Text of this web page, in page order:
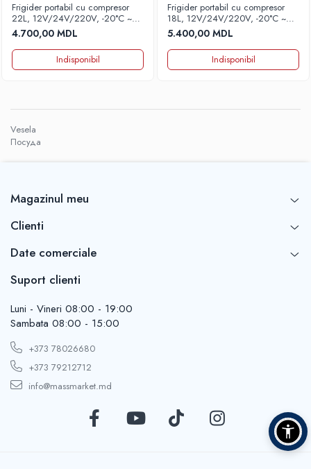
Frigider portabil cu compresor
22L, 12V/24V/220V, -20°C ~
+20°C, Mod ECO/MAX, model
A22
4.700,00 MDL
Indisponibil
Frigider portabil cu compresor
18L, 12V/24V/220V, -20°C ~
+20°C, Mod ECO/MAX, cu roți și
mâner retractabil, model T03-
18A
5.400,00 MDL
Indisponibil
Vesela
Посуда
Magazinul meu
Clienti
Date comerciale
Suport clienti
Luni - Vineri 08:00 - 19:00
Sambata 08:00 - 15:00
+373 78026680
+373 79212712
info@massmarket.md